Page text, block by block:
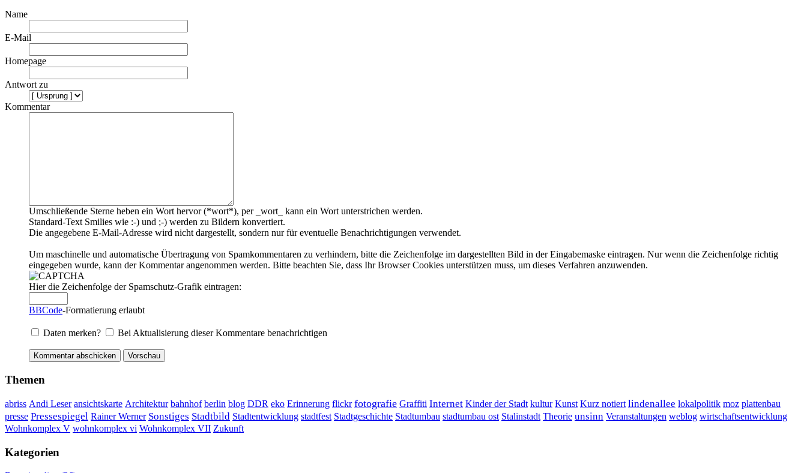
Name
E-Mail
Homepage
Antwort zu
Kommentar
Umschließende Sterne heben ein Wort hervor (*wort*), per _wort_ kann ein Wort unterstrichen werden.
Standard-Text Smilies wie :-) und ;-) werden zu Bildern konvertiert.
Die angegebene E-Mail-Adresse wird nicht dargestellt, sondern nur für eventuelle Benachrichtigungen verwendet.
Um maschinelle und automatische Übertragung von Spamkommentaren zu verhindern, bitte die Zeichenfolge im dargestellten Bild in der Eingabemaske eintragen. Nur wenn die Zeichenfolge richtig
eingegeben wurde, kann der Kommentar angenommen werden. Bitte beachten Sie, dass Ihr Browser Cookies unterstützen muss, um dieses Verfahren anzuwenden.
Hier die Zeichenfolge der Spamschutz-Grafik eintragen:
BBCode-Formatierung erlaubt
Daten merken? Bei Aktualisierung dieser Kommentare benachrichtigen
Themen
abriss Andi Leser ansichtskarte Architektur bahnhof berlin blog DDR eko Erinnerung flickr fotografie Graffiti Internet Kinder der Stadt kultur Kunst Kurz notiert lindenallee lokalpolitik moz plattenbau
presse Pressespiegel Rainer Werner Sonstiges Stadtbild Stadtentwicklung stadtfest Stadtgeschichte Stadtumbau stadtumbau ost Stalinstadt Theorie unsinn Veranstaltungen weblog wirtschaftsentwicklung
Wohnkomplex V wohnkomplex vi Wohnkomplex VII Zukunft
Kategorien